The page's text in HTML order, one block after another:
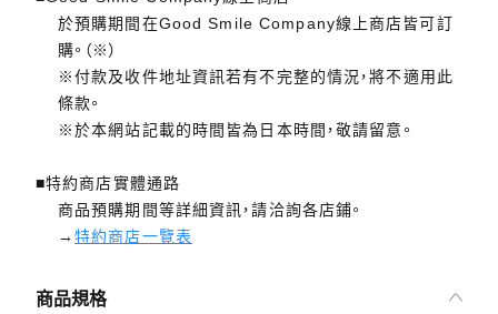
於預購期間在Good Smile Company線上商店皆可訂
購。（※）
※付款及收件地址資訊若有不完整的情況，將不適用此
條款。
※於本網站記載的時間皆為日本時間，敬請留意。
■特約商店實體通路
商品預購期間等詳細資訊，請洽詢各店鋪。
→特約商店一覽表
商品規格